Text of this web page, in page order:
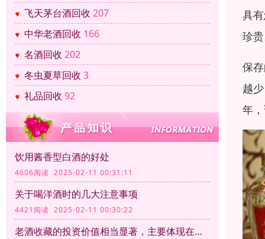
飞天茅台酒回收 207
中华老酒回收 166
名酒回收 202
冬虫夏草回收 3
礼品回收 92
饮用酱香型白酒的好处
4606阅读 2025-02-11 00:31:11
关于喝洋酒时的几大注意事项
4421阅读 2025-02-11 00:30:22
老酒收藏的投资价值相当显著，主要体现在以下几个方面
具
珍
保
越
年